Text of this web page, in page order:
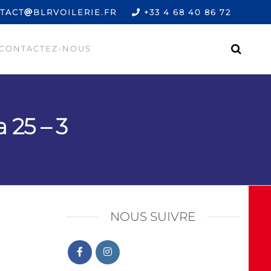
BLRVOILERIE.FR +33 4 68 40 86 72
NOUS
– 3
NOUS SUIVRE